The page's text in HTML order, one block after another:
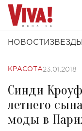
НОВОСТИ ЗВЕЗДЫ
КРАСОТА23.01.2018
Синди
летнего
моды в